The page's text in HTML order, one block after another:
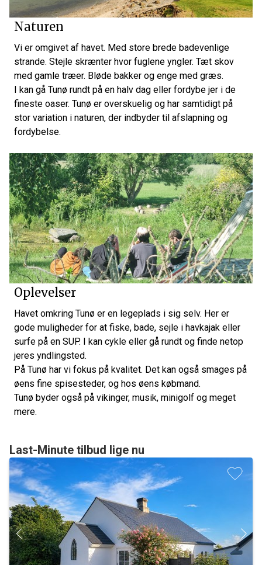
Naturen
Vi er omgivet af havet. Med store brede badevenlige
strande. Stejle skrænter hvor fuglene yngler. Tæt skov
med gamle træer. Bløde bakker og enge med græs.
I kan gå Tunø rundt på en halv dag eller fordybe jer i de
fineste oaser. Tunø er overskuelig og har samtidigt på
stor variation i naturen, der indbyder til afslapning og
fordybelse.
Oplevelser
Havet omkring Tunø er en legeplads i sig selv. Her er
gode muligheder for at fiske, bade, sejle i havkajak eller
surfe på en SUP. I kan cykle eller gå rundt og finde netop
jeres yndlingsted.
På Tunø har vi fokus på kvalitet. Det kan også smages på
øens fine spisesteder, og hos øens købmand.
Tunø byder også på vikinger, musik, minigolf og meget
mere.
Last-Minute tilbud lige nu